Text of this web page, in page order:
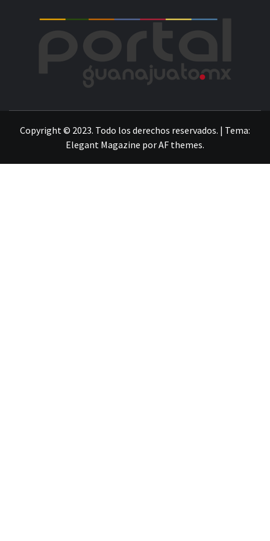
Copyright © 2023. Todo los derechos reservados. | Tema:
Elegant Magazine porAF themes.